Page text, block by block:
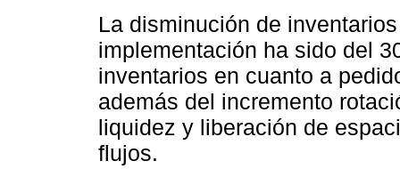
La disminución de
implementación ha sido del
inventarios en cuanto a
además del incremento
liquidez y liberación de
flujos.